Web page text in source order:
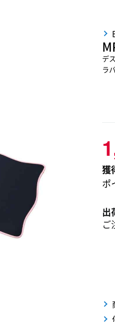
デ
ラ
獲
ポ
出
ご